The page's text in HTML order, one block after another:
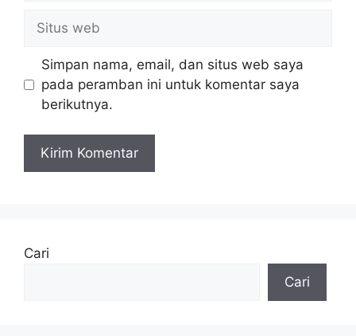
web
Simpan nama, email, dan situs web saya
pada peramban ini untuk komentar saya
berikutnya.
Cari
Cari